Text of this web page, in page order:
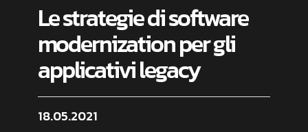
Le strategie di software
modernization per gli
applicativi legacy
18.05.2021